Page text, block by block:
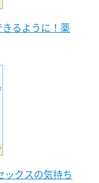
るように！薬
ックスの気持ち